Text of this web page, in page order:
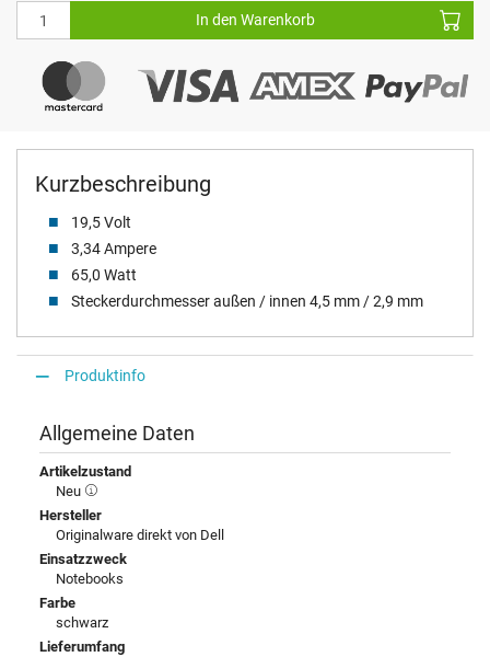
Kurzbeschreibung
19,5 Volt
3,34 Ampere
65,0 Watt
Steckerdurchmesser außen / innen 4,5 mm / 2,9 mm
In den Warenkorb
Produktinfo
Allgemeine Daten
Artikelzustand
Neu
Hersteller
Originalware direkt von Dell
Einsatzzweck
Notebooks
Farbe
schwarz
Lieferumfang